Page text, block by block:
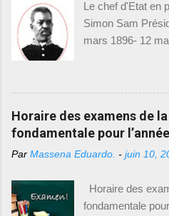
spécialement
2021-2022. Cette
élèves de mieux
heureux de vous
nécessaires pour
modèles
modèles
modèles
https://
Ce lien vous
Le chef d'Etat en
Simon Sam
mars 1896- 12
Épouse :
mars 1896 Exilé
Profession :
ministre de la
Florvil Hyppolite
Après la mort de
Tirésias Simon
Luders : la police
Horaire des examens de
fondamentale pour
Par Massena Eduardo. - juin 10,
Horaire des
fondamentale